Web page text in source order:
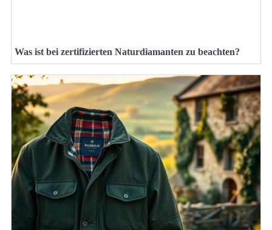
Was ist bei zertifizierten Naturdiamanten zu beachten?